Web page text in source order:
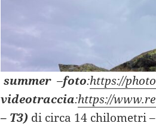
summer–foto:https://
videotraccia:https://
– T3) di circa 14 chilometri